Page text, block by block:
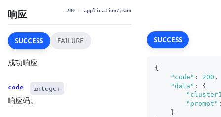
响应 200 - application/json
SUCCESS
成功响应
code integer
响应码。
FAILURE SUCCESS
{
"code" : 200 ,
"data" :
{
"prompt"
}